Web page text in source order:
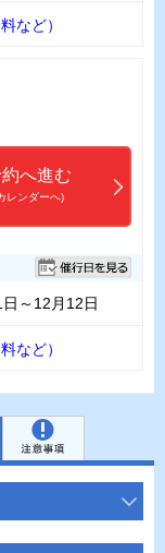
など）
へ進む
レンダーへ)
～12月12日
など）